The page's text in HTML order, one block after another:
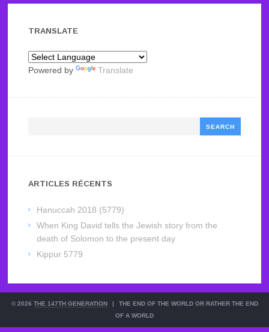
TRANSLATE
Powered by Translate
ARTICLES RÉCENTS
Hanuccah 2018 (5779)
When King David tells the Jewish story from the
death of Solomon to the present day
Kippur 5779
© 2026 THE 147TH GENERATION |
THE END OF THE WORLD OR RATHER THE END
OF A WORLD